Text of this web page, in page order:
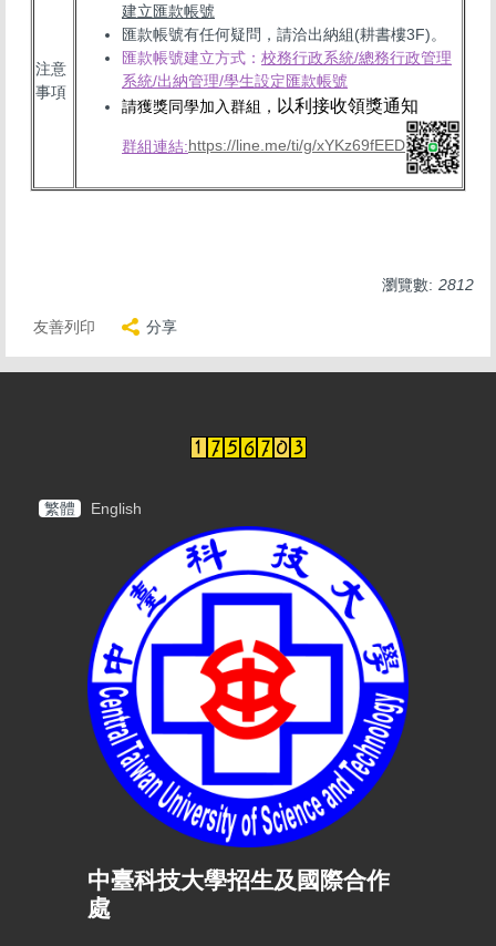
注意
事項
建立匯款帳號
匯款帳號有任何疑問，請洽出納組(耕書樓3F)。
匯款帳號建立方式： 校務行政系統/總務行政管理
系統/出納管理/學生設定匯款帳號
請獲獎同學加入群組， 以利接收領獎通知
群組連結:https://line.me/ti/g/xYKz69fEED
瀏覽數: 2812
友善列印 分享
繁體 English
中臺科技大學招生及國際合作
處